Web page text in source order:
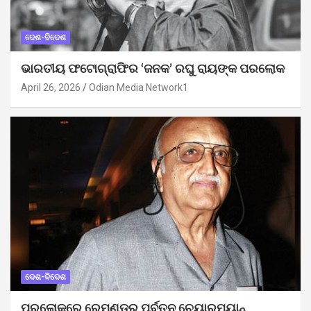
ଦେଶ-ବିଦେଶ
ଭାରତୀୟ ଫଟୋଗ୍ରାଫିର ‘ଜନକ’ ରଘୁ ରାୟଙ୍କ ପରଲୋକ
April 26, 2026 Odian Media Network1
ଦେଶ-ବିଦେଶ